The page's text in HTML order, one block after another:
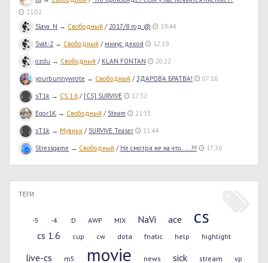
21:02
Slava_N → Свободный / 2017/8 год @ 19:44
Svat-2 → Свободный / минус декой 12:19
ozdu → Свободный / KLAN FONTAN 20:22
yourbunnywrote → Свободный /ЗДАРОВА БРАТВА! 07:16
sT1k → CS 1.6 / [CS] SURVIVE 17:32
Egor1K → Свободный / Steam 21:13
sT1k → Мувики / SURVIVE Teaser 11:44
Stressgame → Свободный / Не смотря не на что......!!! 17:36
ТЕГИ
-5 -4 :D AWP MIX NaVi ace cs
cs 1.6 cup cw dota fnatic help highlight
live-cs m5 movie news sick stream vp